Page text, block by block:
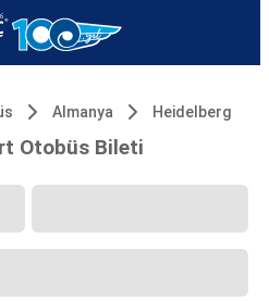
Almanya Heidelberg
Otobüs Bileti